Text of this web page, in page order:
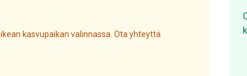
kasvupaikan valinnassa. Ota yhteyttä